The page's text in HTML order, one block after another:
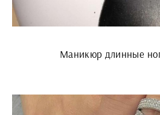
Маникюр длинные